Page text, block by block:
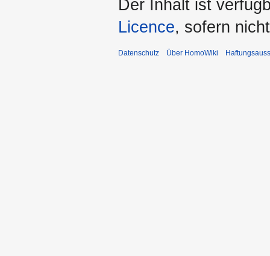
Der Inhalt ist
Licence, sofern
Datenschutz Über HomoWiki